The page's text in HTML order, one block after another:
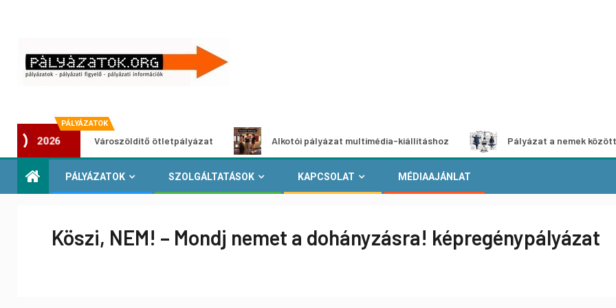
PÁLYÁZATOK
2026Városzöldítő ötletpályázat Alkotói pályázat multimédia-kiállításhoz Pályázat a nemek közötti
PÁLYÁZATOK SZOLGÁLTATÁSOK KAPCSOLAT MÉDIAAJÁNLAT
Köszi, NEM! – Mondj nemet a dohányzásra! képregénypályázat